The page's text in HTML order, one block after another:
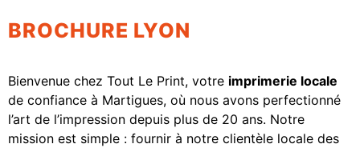
BROCHURE LYON
Bienvenue chez Tout Le Print, votre imprimerie locale
de confiance à Martigues, où nous avons perfectionné
l’art de l’impression depuis plus de 20 ans. Notre
mission est simple : fournir à notre clientèle locale des